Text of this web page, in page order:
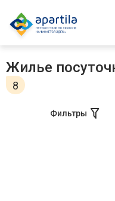
Жилье
8
Фильтры